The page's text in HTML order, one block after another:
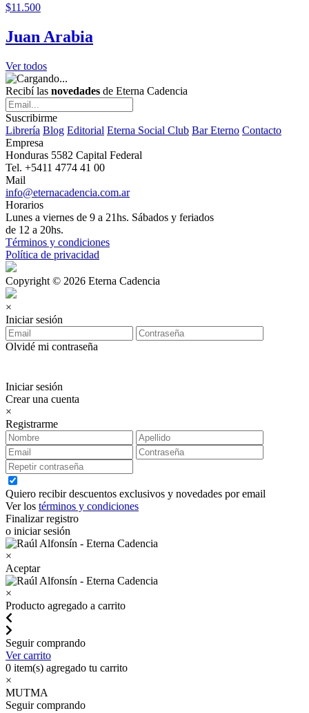
$11.500
Juan Arabia
Ver todos
Recibí las novedades de Eterna Cadencia
Suscribirme
Librería Blog Editorial Eterna Social Club Bar Eterno Contacto
Empresa
Honduras 5582 Capital Federal
Tel. +5411 4774 41 00
Mail
info@eternacadencia.com.ar
Horarios
Lunes a viernes de 9 a 21hs. Sábados y feriados
de 12 a 20hs.
Términos y condiciones
Política de privacidad
Copyright © 2026 Eterna Cadencia
×
Iniciar sesión
Olvidé mi contraseña
Iniciar sesión
Crear una cuenta
×
Registrarme
Quiero recibir descuentos exclusivos y novedades por email
Ver los términos y condiciones
Finalizar registro
o iniciar sesión
×
Aceptar
×
Producto agregado a carrito
Seguir comprando
Ver carrito
0 item(s) agregado tu carrito
×
MUTMA
Seguir comprando